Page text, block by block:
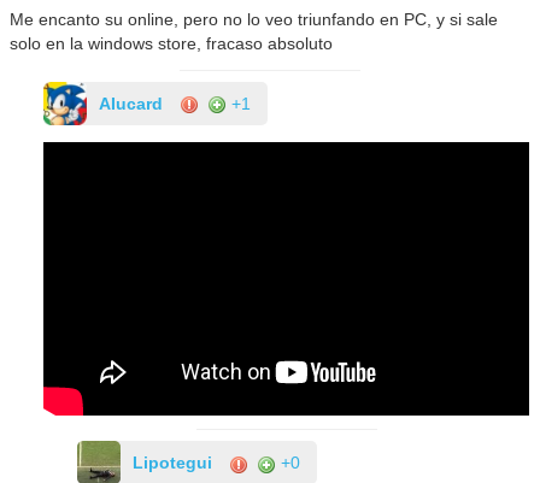
Me encanto su online, pero no lo veo triunfando en PC, y si sale
solo en la windows store, fracaso absoluto
AIucard +1
Lipotegui +0